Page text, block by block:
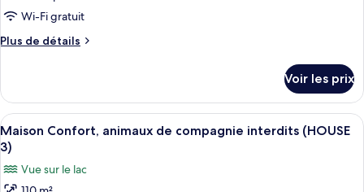
interdits
38)
de
chambre :
Appartement,
13)
Wi-Fi gratuit
Plus de détails
Plus
le
type
de
chambre
Appartement,
terrasse
(AP
Voir les prix
Afficher
toutes
les
photos
Un lit bien fait, avec du linge de lit
15
Maison Confort, animaux de compagnie interdits (HOUSE
3)
Vue sur le lac